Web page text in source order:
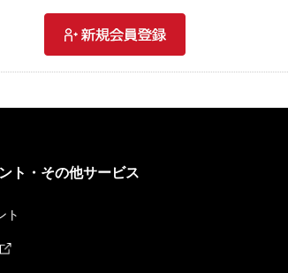
ト・その他サービス
ト